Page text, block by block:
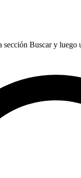
sección Buscar y luego